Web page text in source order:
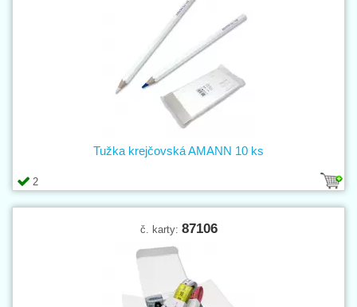
2
Tužka krejčovská AMANN 10 ks
č. karty: 87106